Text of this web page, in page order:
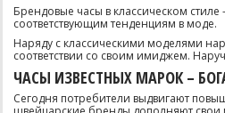
Брендовые часы в классическом
соответствующим тенденциям в моде.
Наряду с классическими моделями
соответствии со своим имиджем.
ЧАСЫ ИЗВЕСТНЫХ МАРОК –
Сегодня потребители выдвигают